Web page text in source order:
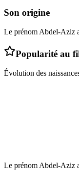
Son origine
Le prénom Abdel-Aziz
Popularité au
Évolution des
Le prénom Abdel-Aziz